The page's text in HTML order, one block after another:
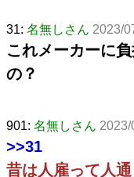
31: 名無しさん 2023/
これメーカーに
の？
901: 名無しさん
>>31
昔は人雇って人